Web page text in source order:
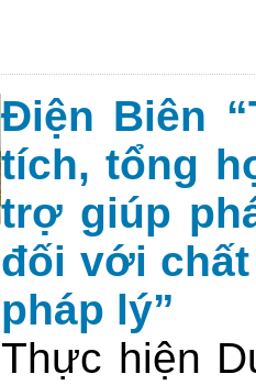
Điện Biên
tích, tổng
trợ giúp
đối với
pháp lý”
Thực hiện